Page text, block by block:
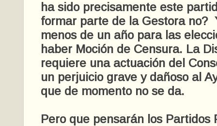
ha sido precisamente este
formar parte de la Gestora no?
menos de un año para las
haber Moción de Censura. La
requiere una actuación del
un perjuicio grave y dañoso al
que de momento no se da.
Pero que pensarán los Partidos